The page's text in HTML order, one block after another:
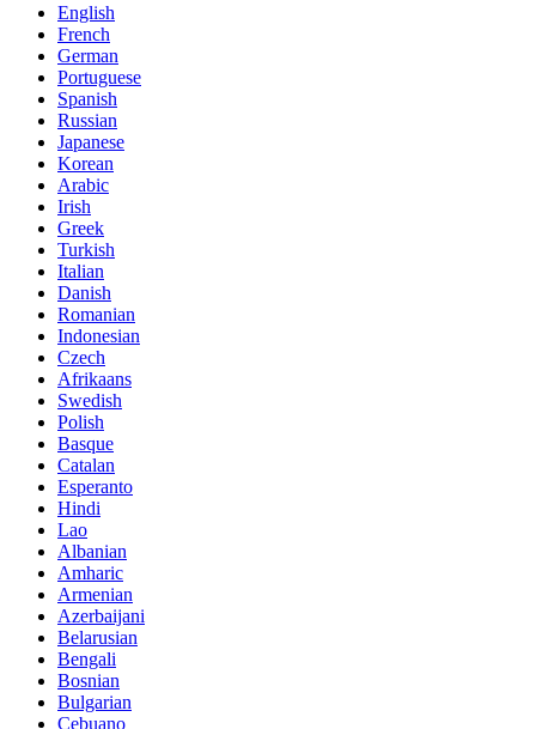
English
French
German
Portuguese
Spanish
Russian
Japanese
Korean
Arabic
Irish
Greek
Turkish
Italian
Danish
Romanian
Indonesian
Czech
Afrikaans
Swedish
Polish
Basque
Catalan
Esperanto
Hindi
Lao
Albanian
Amharic
Armenian
Azerbaijani
Belarusian
Bengali
Bosnian
Bulgarian
Cebuano